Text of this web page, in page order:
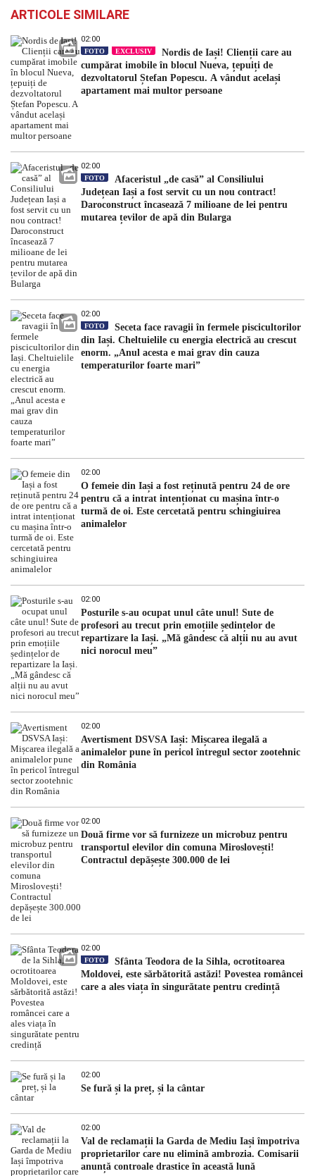
ARTICOLE SIMILARE
02:00
FOTO EXCLUSIV
Nordis de Iași! Clienții care au
cumpărat imobile în blocul Nueva, țepuiți de
dezvoltatorul Ștefan Popescu. A vândut același
apartament mai multor persoane
02:00
FOTO
Afaceristul „de casă” al Consiliului
Județean Iași a fost servit cu un nou contract!
Daroconstruct încasează 7 milioane de lei pentru
mutarea țevilor de apă din Bularga
02:00
FOTO
Seceta face ravagii în fermele piscicultorilor
din Iași. Cheltuielile cu energia electrică au crescut
enorm. „Anul acesta e mai grav din cauza
temperaturilor foarte mari”
02:00
O femeie din Iași a fost reținută pentru 24 de ore
pentru că a intrat intenționat cu mașina într-o
turmă de oi. Este cercetată pentru schingiuirea
animalelor
02:00
Posturile s-au ocupat unul câte unul! Sute de
profesori au trecut prin emoțiile ședințelor de
repartizare la Iași. „Mă gândesc că alții nu au avut
nici norocul meu”
02:00
Avertisment DSVSA Iași: Mișcarea ilegală a
animalelor pune în pericol întregul sector zootehnic
din România
02:00
Două firme vor să furnizeze un microbuz pentru
transportul elevilor din comuna Miroslovești!
Contractul depășește 300.000 de lei
02:00
FOTO
Sfânta Teodora de la Sihla, ocrotitoarea
Moldovei, este sărbătorită astăzi! Povestea româncei
care a ales viața în singurătate pentru credință
02:00
Se fură și la preț, și la cântar
02:00
Val de reclamații la Garda de Mediu Iași împotriva
proprietarilor care nu elimină ambrozia. Comisarii
anunță controale drastice în această lună